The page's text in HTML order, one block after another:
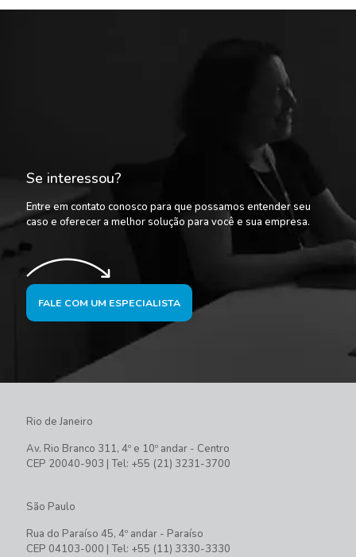
Se interessou?
Entre em contato conosco para que possamos entender seu
caso e oferecer a melhor solução para você e sua empresa.
FALE COM UM ESPECIALISTA
Rio de Janeiro
Av. Rio Branco 311, 4º e 10º andar - Centro
CEP 20040-903 | Tel: +55 (21) 3231-3700
São Paulo
Rua do Paraíso 45, 4º andar - Paraíso
CEP 04103-000 | Tel: +55 (11) 3330-3330